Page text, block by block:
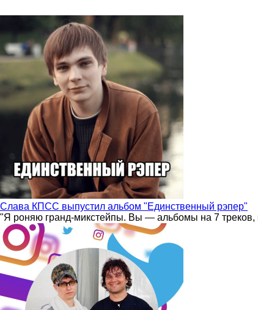
Слава КПСС выпустил альбом "Единственный рэпер"
"Я роняю гранд-микстейпы. Вы — альбомы на 7